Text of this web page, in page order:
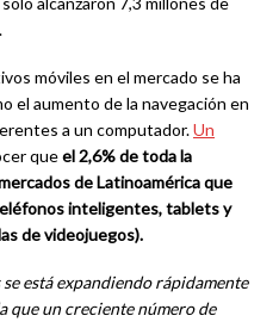
móviles en el mercado se ha
el aumento de la navegación en
a un computador.Un
queel 2,6% de toda la
de Latinoamérica que
inteligentes, tablets y
de videojuegos).
está expandiendo rápidamente
que un creciente número de